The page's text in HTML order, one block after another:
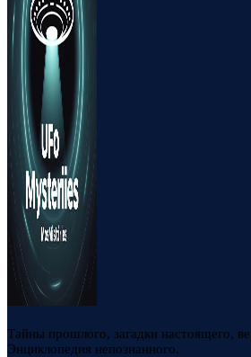
Тайны прошлого, загадки настоящего,
Энциклопедия непознанного.